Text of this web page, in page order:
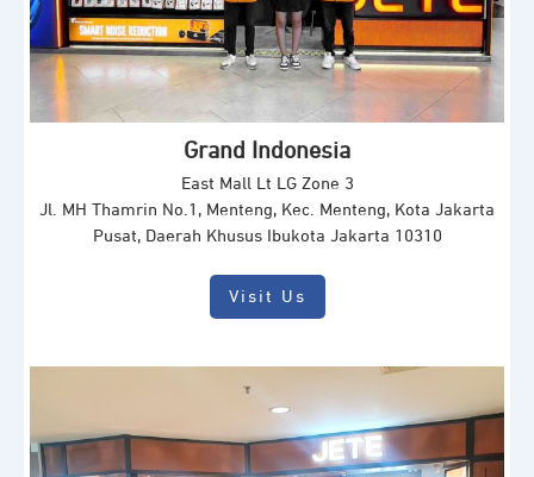
Grand Indonesia
East Mall Lt LG Zone 3
Jl. MH Thamrin No.1, Menteng, Kec. Menteng, Kota Jakarta
Pusat, Daerah Khusus Ibukota Jakarta 10310
Visit Us